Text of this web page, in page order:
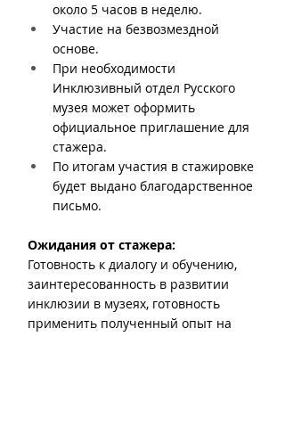
около 5 часов в неделю.
Участие на безвозмездной
основе.
При необходимости
Инклюзивный отдел Русского
музея может оформить
официальное приглашение для
стажера.
По итогам участия в стажировке
будет выдано благодарственное
письмо.
Ожидания от стажера:
Готовность к диалогу и обучению,
заинтересованность в развитии
инклюзии в музеях, готовность
применить полученный опыт на